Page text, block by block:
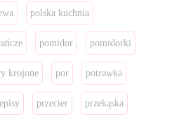
polska kuchnia
pomidor pomidorki
krojone por potrawka
przecier przekąska